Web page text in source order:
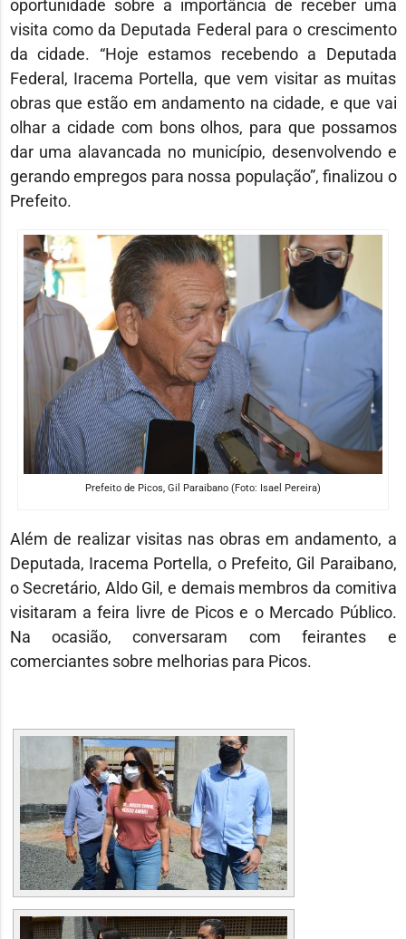
oportunidade sobre a importância de receber uma
visita como da Deputada Federal para o crescimento
da cidade. “Hoje estamos recebendo a Deputada
Federal, Iracema Portella, que vem visitar as muitas
obras que estão em andamento na cidade, e que vai
olhar a cidade com bons olhos, para que possamos
dar uma alavancada no município, desenvolvendo e
gerando empregos para nossa população”, finalizou o
Prefeito.
Prefeito de Picos, Gil Paraibano (Foto: Isael Pereira)
Além de realizar visitas nas obras em andamento, a
Deputada, Iracema Portella, o Prefeito, Gil Paraibano,
o Secretário, Aldo Gil, e demais membros da comitiva
visitaram a feira livre de Picos e o Mercado Público.
Na ocasião, conversaram com feirantes e
comerciantes sobre melhorias para Picos.